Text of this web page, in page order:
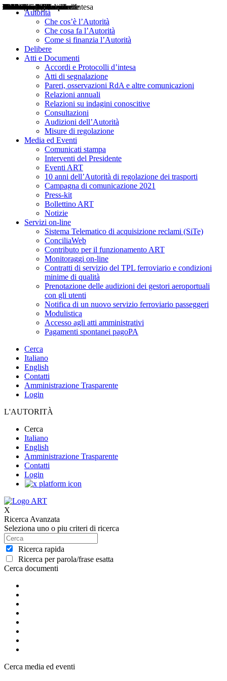
Autorità
Che cos’è l’Autorità
Che cosa fa l’Autorità
Come si finanzia l’Autorità
Delibere
Atti e Documenti
Accordi e Protocolli d’intesa
Atti di segnalazione
Pareri, osservazioni RdA e altre comunicazioni
Relazioni annuali
Relazioni su indagini conoscitive
Consultazioni
Audizioni dell’Autorità
Misure di regolazione
Media ed Eventi
Comunicati stampa
Interventi del Presidente
Eventi ART
10 anni dell’Autorità di regolazione dei trasporti
Campagna di comunicazione 2021
Press-kit
Bollettino ART
Notizie
Servizi on-line
Sistema Telematico di acquisizione reclami (SiTe)
ConciliaWeb
Contributo per il funzionamento ART
Monitoraggi on-line
Contratti di servizio del TPL ferroviario e condizioni
minime di qualità
Prenotazione delle audizioni dei gestori aeroportuali
con gli utenti
Notifica di un nuovo servizio ferroviario passeggeri
Modulistica
Accesso agli atti amministrativi
Pagamenti spontanei pagoPA
Cerca
Italiano
English
Contatti
Amministrazione Trasparente
Login
L'AUTORITÀ
Cerca
Italiano
English
Amministrazione Trasparente
Contatti
Login
X
Ricerca Avanzata
Seleziona uno o piu criteri di ricerca
Ricerca rapida
Ricerca per parola/frase esatta
Cerca documenti
Delibere
Pareri
Consultazioni
Audizioni
Atti di Segnalazione
Accordi e Protocolli d'Intesa
Relazioni annuali
Misure di regolazione
Cerca media ed eventi
Notizie
Comunicati Stampa
Bollettini ART
Convegni ART
Interviste del Presidente
Articoli in primo piano
Interventi del Presidente
2004
2005
2010
2013
2014
2015
2016
2017
2018
2019
202
2020
2021
2022
2023
2024
2025
2026
Aereo
Marittimo
Terrestre